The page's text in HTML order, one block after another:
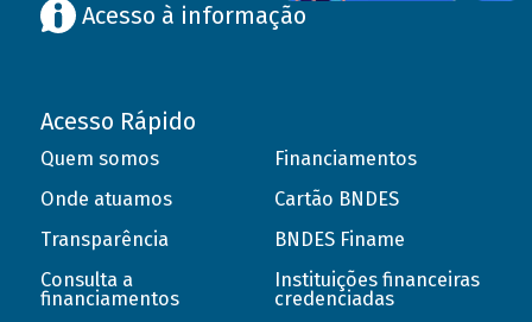
Acesso à informação
Acesso Rápido
Quem somos
Onde atuamos
Transparência
Consulta a
financiamentos
Financiamentos
Cartão BNDES
BNDES Finame
Instituições financeiras
credenciadas